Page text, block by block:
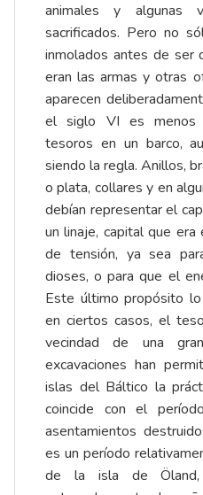
animales y algunas
sacrificados. Pero no
inmolados antes de ser
eran las armas y otras
aparecen
el siglo VI es menos
tesoros en un barco,
siendo la regla. Anillos,
o plata, collares y en
debían representar el
un linaje, capital que
de tensión, ya sea
dioses, o para que el
Este último propósito
en ciertos casos, el
vecindad de una
excavaciones han
islas del Báltico la
coincide con el
asentamientos
es un período
de la isla de Öland,